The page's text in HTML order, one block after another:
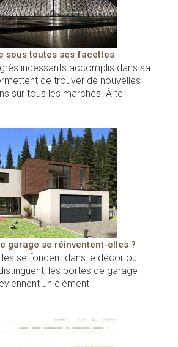
sous toutes ses facettes
incessants accomplis dans sa
de trouver de nouvelles
sur tous les marchés. À tel
garage se réinventent-elles ?
se fondent dans le décor ou
distinguent, les portes de garage
un élément